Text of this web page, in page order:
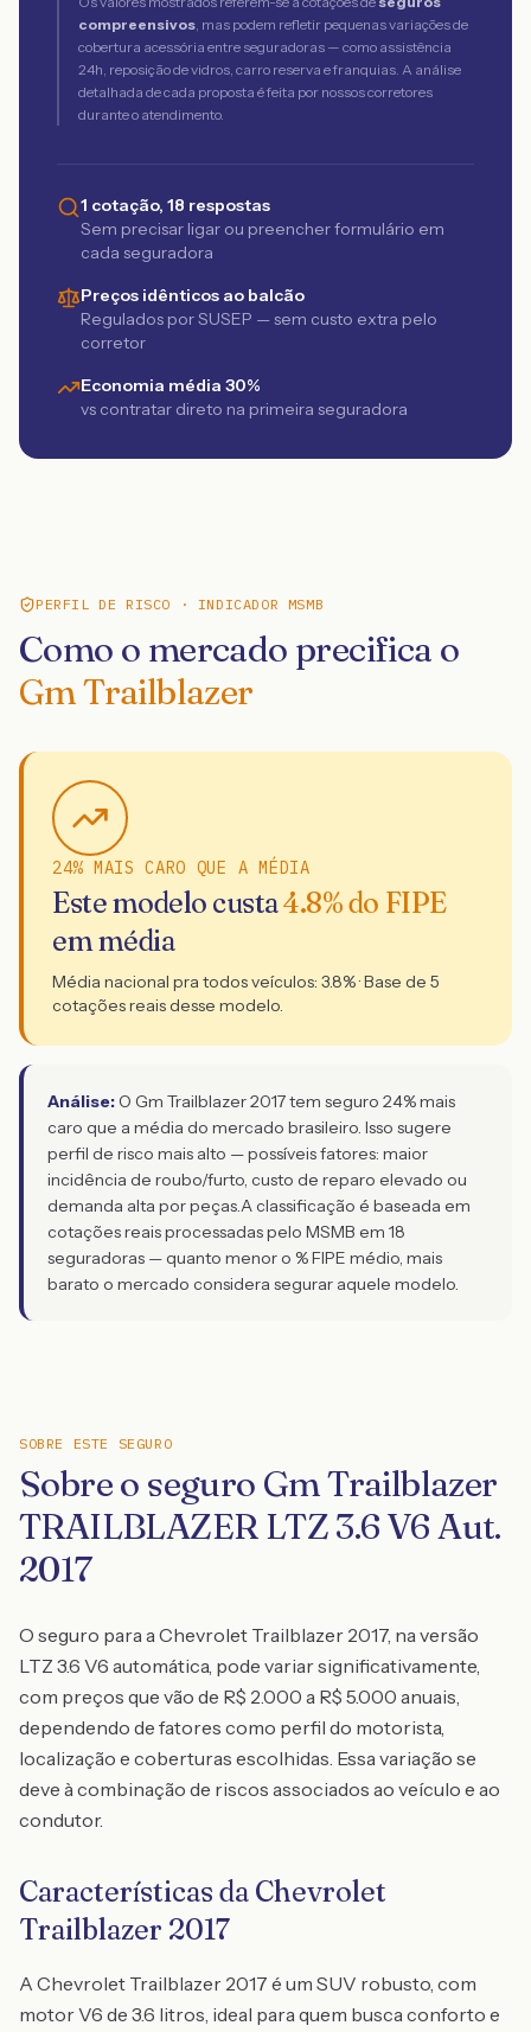
compreensivos, mas podem refletir pequenas variações de
cobertura acessória entre seguradoras — como assistência
24h, reposição de vidros, carro reserva e franquias. A análise
detalhada de cada proposta é feita por nossos corretores
durante o atendimento.
1 cotação, 18 respostas
Sem precisar ligar ou preencher formulário em
cada seguradora
Preços idênticos ao balcão
Regulados por SUSEP — sem custo extra pelo
corretor
Economia média 30%
vs contratar direto na primeira seguradora
PERFIL DE RISCO · INDICADOR MSMB
Como o mercado precifica o
Gm Trailblazer
24% MAIS CARO QUE A MÉDIA
Este modelo custa4.8% do FIPE
em média
Média nacional pra todos veículos: 3.8% · Base de 5
cotações reais desse modelo.
Análise: O Gm Trailblazer 2017 tem seguro 24% mais
caro que a média do mercado brasileiro. Isso sugere
perfil de risco mais alto — possíveis fatores: maior
incidência de roubo/furto, custo de reparo elevado ou
demanda alta por peças.A classificação é baseada em
cotações reais processadas pelo MSMB em 18
seguradoras — quanto menor o % FIPE médio, mais
barato o mercado considera segurar aquele modelo.
SOBRE ESTE SEGURO
Sobre o seguro Gm Trailblazer
TRAILBLAZER LTZ 3.6 V6 Aut.
2017
O seguro para a Chevrolet Trailblazer 2017, na versão
LTZ 3.6 V6 automática, pode variar significativamente,
com preços que vão de R$ 2.000 a R$ 5.000 anuais,
dependendo de fatores como perfil do motorista,
localização e coberturas escolhidas. Essa variação se
deve à combinação de riscos associados ao veículo e ao
condutor.
Características da Chevrolet
Trailblazer 2017
A Chevrolet Trailblazer 2017 é um SUV robusto, com
motor V6 de 3.6 litros, ideal para quem busca conforto e